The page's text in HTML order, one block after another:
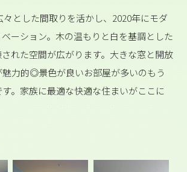
々とした間取りを活かし、2020年にモダ
ーション。木の温もりと白を基調とした
れた空間が広がります。大きな窓と開放
力的◎景色が良いお部屋が多いのもう
。家族に最適な快適な住まいがここに